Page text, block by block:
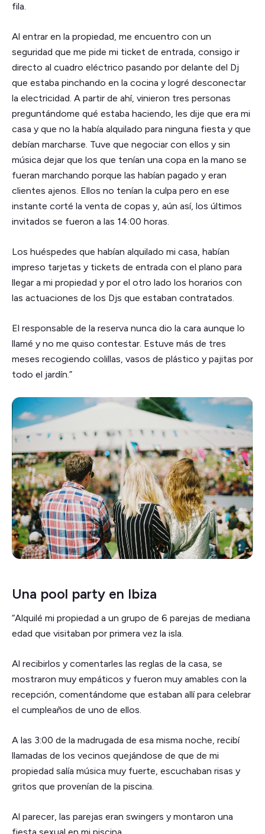
fila.
Al entrar en la propiedad, me encuentro con un
seguridad que me pide mi ticket de entrada, consigo ir
directo al cuadro eléctrico pasando por delante del Dj
que estaba pinchando en la cocina y logré desconectar
la electricidad. A partir de ahí, vinieron tres personas
preguntándome qué estaba haciendo, les dije que era mi
casa y que no la había alquilado para ninguna fiesta y que
debían marcharse. Tuve que negociar con ellos y sin
música dejar que los que tenían una copa en la mano se
fueran marchando porque las habían pagado y eran
clientes ajenos. Ellos no tenían la culpa pero en ese
instante corté la venta de copas y, aún así, los últimos
invitados se fueron a las 14:00 horas.
Los huéspedes que habían alquilado mi casa, habían
impreso tarjetas y tickets de entrada con el plano para
llegar a mi propiedad y por el otro lado los horarios con
las actuaciones de los Djs que estaban contratados.
El responsable de la reserva nunca dio la cara aunque lo
llamé y no me quiso contestar. Estuve más de tres
meses recogiendo colillas, vasos de plástico y pajitas por
todo el jardín.”
Una pool party en Ibiza
“Alquilé mi propiedad a un grupo de 6 parejas de mediana
edad que visitaban por primera vez la isla.
Al recibirlos y comentarles las reglas de la casa, se
mostraron muy empáticos y fueron muy amables con la
recepción, comentándome que estaban allí para celebrar
el cumpleaños de uno de ellos.
A las 3:00 de la madrugada de esa misma noche, recibí
llamadas de los vecinos quejándose de que de mi
propiedad salía música muy fuerte, escuchaban risas y
gritos que provenían de la piscina.
Al parecer, las parejas eran swingers y montaron una